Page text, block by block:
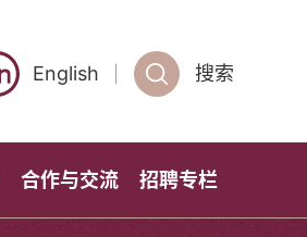
English 搜索
合作与交流 招聘专栏